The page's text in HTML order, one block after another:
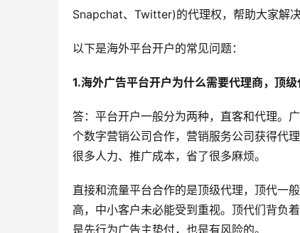
Snapchat、Twitter)的代理权，帮助大家解
以下是海外平台开户的常见问题：
1.海外广告平台开户为什么需要代理商，顶
答：平台开户一般分为两种，直客和代理。广
个数字营销公司合作，营销服务公司获得代
很多人力、推广成本，省了很多麻烦。
直接和流量平台合作的是顶级代理，顶代一
高，中小客户未必能受到重视。顶代们背负
是先行为广告主垫付，也是有风险的。